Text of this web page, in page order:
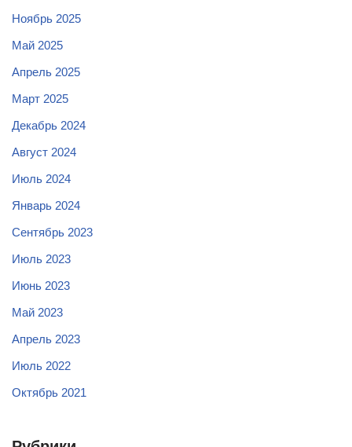
Ноябрь 2025
Май 2025
Апрель 2025
Март 2025
Декабрь 2024
Август 2024
Июль 2024
Январь 2024
Сентябрь 2023
Июль 2023
Июнь 2023
Май 2023
Апрель 2023
Июль 2022
Октябрь 2021